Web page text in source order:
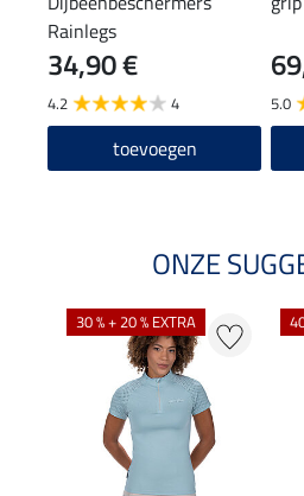
Rainlegs
34,90 €
4.2 4
toevoegen
5.0
ONZE
30 % + 20 % EXTRA